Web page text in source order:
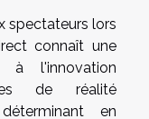
spectateurs lors
connaît une
à l'innovation
de réalité
en